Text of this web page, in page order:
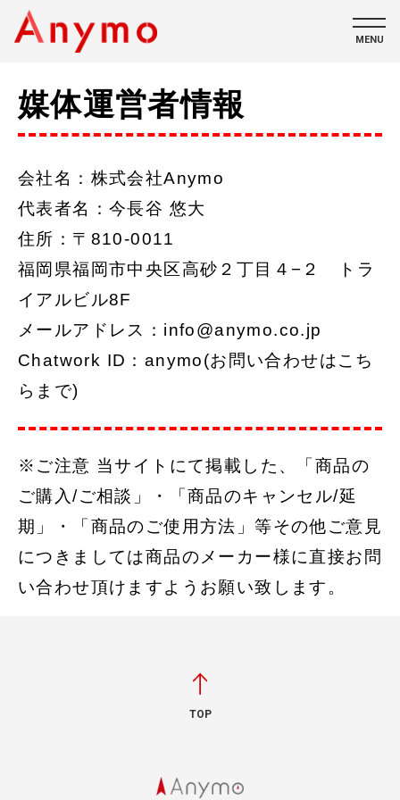
私たちについて
採用情報
MENU
媒体運営者情報
会社名：株式会社Anymo
代表者名：今長谷 悠大
住所：〒810-0011
福岡県福岡市中央区高砂２丁目４−２ トラ
イアルビル8F
メールアドレス：info@anymo.co.jp
Chatwork ID：anymo(お問い合わせはこち
らまで)
※ご注意 当サイトにて掲載した、「商品の
ご購入/ご相談」・「商品のキャンセル/延
期」・「商品のご使用方法」等その他ご意見
につきましては商品のメーカー様に直接お問
い合わせ頂けますようお願い致します。
TOP